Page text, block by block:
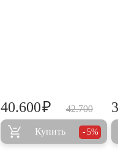
42.700
40.600₽
Купить 5%